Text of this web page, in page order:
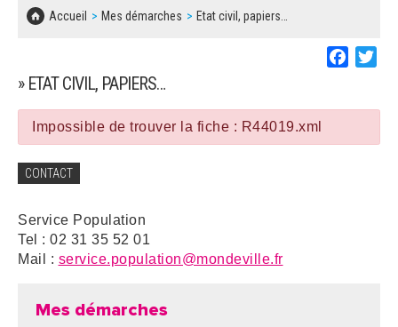
Accueil Mes démarches Etat civil, papiers…
» ETAT CIVIL, PAPIERS…
Impossible de trouver la fiche : R44019.xml
CONTACT
Service Population
Tel : 02 31 35 52 01
Mail : service.population@mondeville.fr
Mes démarches
CONCERTATIONS PUBLIQUES
SOLIDARITÉ, LOGEMENT
SÉNIORS
EMPLOI
URBANISME
POLICE MUNICIPALE
BESOIN D'UNE AIDE ?
LES ASSOCIATIONS
MARCHÉS PUBLICS
DOCUMENT D'INFORMATION COMMUNAL
SUR LES RISQUES MAJEURS
REGLEMENT LOCAL DE PUBLICITÉ
DECLARATION DE DEMARCHAGE
DOSSIER DE DEMANDE DE SUBVENTION
DEMANDE DE PRÊT DE MATERIEL